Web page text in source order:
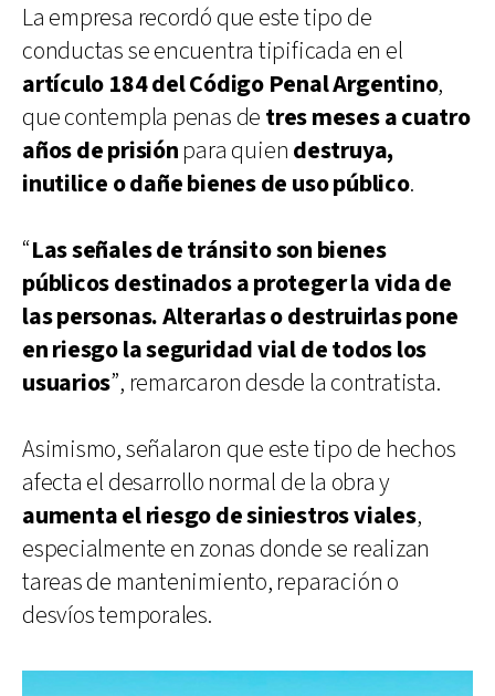
La empresa recordó que este tipo de
conductas se encuentra tipificada en el
artículo 184 del Código Penal Argentino,
que contempla penas de tres meses a cuatro
años de prisiónpara quien destruya,
inutilice o dañe bienes de uso público.
“Las señales de tránsito son bienes
públicos destinados a proteger la vida de
las personas. Alterarlas o destruirlas pone
en riesgo la seguridad vial de todos los
usuarios”, remarcaron desde la contratista.
Asimismo, señalaron que este tipo de hechos
afecta el desarrollo normal de la obra y
aumenta el riesgo de siniestros viales,
especialmente en zonas donde se realizan
tareas de mantenimiento, reparación o
desvíos temporales.